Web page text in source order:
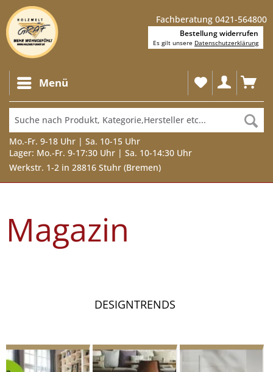
Fachberatung 0421-564800
Menü
Mo.-Fr. 9-18 Uhr | Sa. 10-15 Uhr
Lager: Mo.-Fr. 9-17:30 Uhr | Sa. 10-14:30 Uhr
Werkstr. 1-2 in 28816 Stuhr (Bremen)
Magazin
DESIGNTRENDS
Bestellung widerrufen
Es gilt unsere Datenschutzerklärung